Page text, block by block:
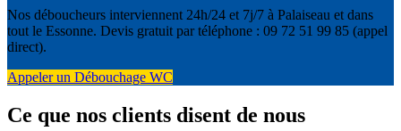
Nos déboucheurs interviennent 24h/24 et 7j/7 à Palaiseau et dans
tout le Essonne. Devis gratuit par téléphone : 09 72 51 99 85 (appel
direct).
Appeler un Débouchage WC
Ce que nos clients disent de nous